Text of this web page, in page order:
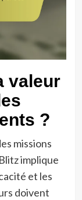
valeur
?
missions
implique
et les
doivent